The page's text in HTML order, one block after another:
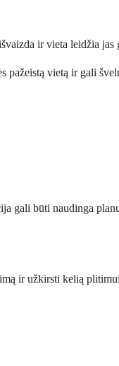
ir vieta leidžia
pažeistą vietą ir gali
gali būti naudinga
ir užkirsti kelią